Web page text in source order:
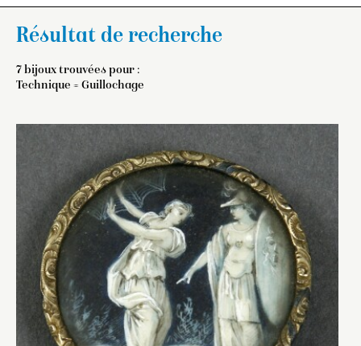
Résultat de recherche
7 bijoux trouvées pour :
Technique = Guillochage